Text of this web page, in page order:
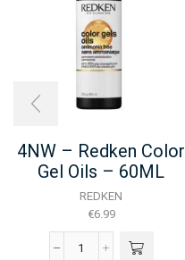
4NW – Redken Color
Gel Oils – 60ML
REDKEN
€6.99
4NW